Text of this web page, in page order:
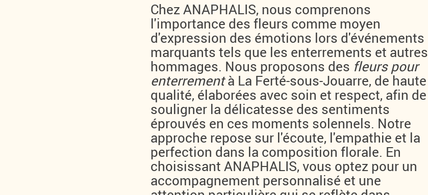
Chez ANAPHALIS, nous comprenons
l'importance des fleurs comme moyen
d'expression des émotions lors d'événements
marquants tels que les enterrements et autres
hommages. Nous proposons des fleurs pour
enterrementà La Ferté-sous-Jouarre, de haute
qualité, élaborées avec soin et respect, afin de
souligner la délicatesse des sentiments
éprouvés en ces moments solennels. Notre
approche repose sur l'écoute, l'empathie et la
perfection dans la composition florale. En
choisissant ANAPHALIS, vous optez pour un
accompagnement personnalisé et une